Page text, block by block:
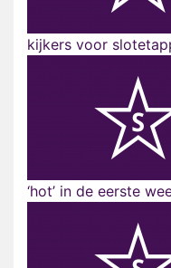
kijkers voor
‘hot’ in de eerste